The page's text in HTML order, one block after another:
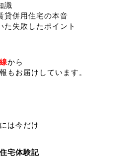
識
貸併用住宅の本音
た失敗したポイント
から
もお届けしています。
は今だけ
宅体験記